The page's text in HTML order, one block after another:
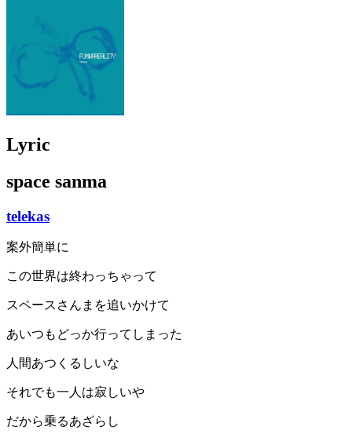
Lyric
space sanma
telekas
案外簡単に
この世界は終わっちゃって
スペースさんまを追いかけて
あいつもどっか行ってしまった
人間あつくるしいな
それでも一人は寂しいや
だから乗るあざらし